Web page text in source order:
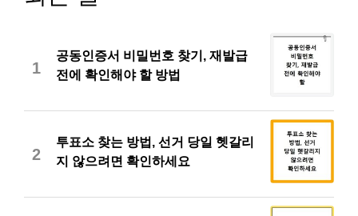
1
공동인증서 비밀번호 찾기, 재발급
전에 확인해야 할 방법
2
투표소 찾는 방법, 선거 당일 헷갈리
지 않으려면 확인하세요